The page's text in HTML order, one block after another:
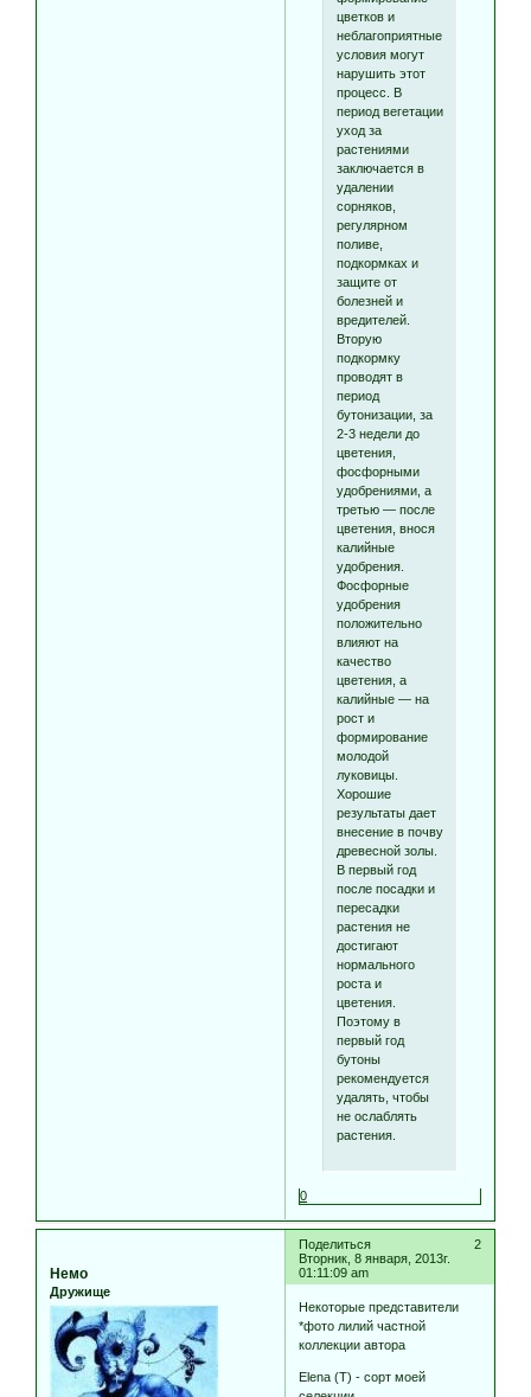
цветков и
неблагоприятные
условия могут
нарушить этот
процесс. В
период вегетации
уход за
растениями
заключается в
удалении
сорняков,
регулярном
поливе,
подкормках и
защите от
болезней и
вредителей.
Вторую
подкормку
проводят в
период
бутонизации, за
2-3 недели до
цветения,
фосфорными
удобрениями, а
третью — после
цветения, внося
калийные
удобрения.
Фосфорные
удобрения
положительно
влияют на
качество
цветения, а
калийные — на
рост и
формирование
молодой
луковицы.
Хорошие
результаты дает
внесение в почву
древесной золы.
В первый год
после посадки и
пересадки
растения не
достигают
нормального
роста и
цветения.
Поэтому в
первый год
бутоны
рекомендуется
удалять, чтобы
не ослаблять
растения.
0
Поделиться
2
Вторник, 8 января, 2013г.
01:11:09 am
Немо
Дружище
Некоторые представители
*фото лилий частной
коллекции автора
Elena (T) - сорт моей